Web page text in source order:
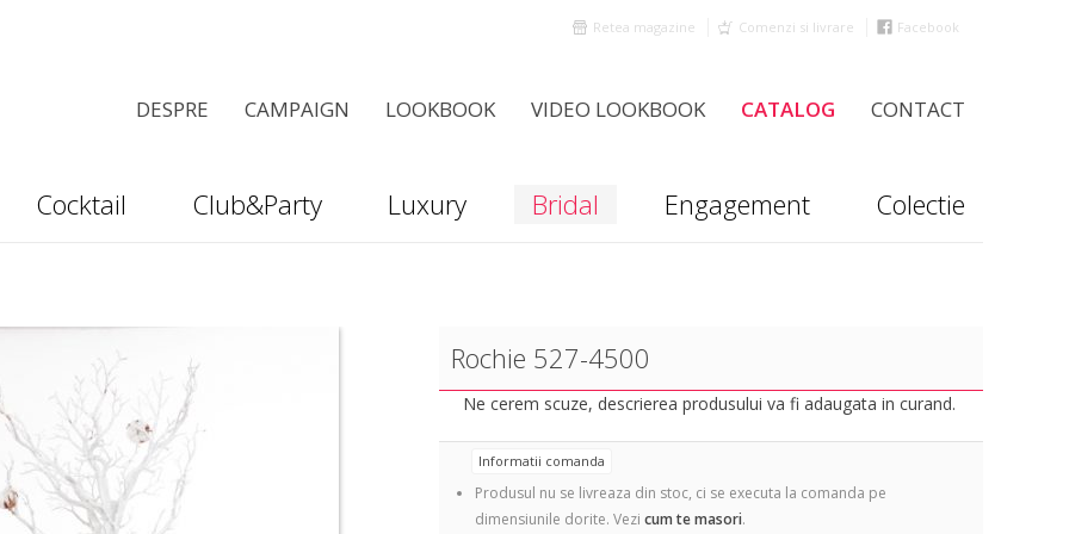
Retea magazine Comenzi si livrare Facebook
DESPRE CAMPAIGN LOOKBOOK VIDEO LOOKBOOK CATALOG CONTACT
Cocktail Club&Party Luxury Bridal Engagement Colectie
Rochie 527-4500
Ne cerem scuze, descrierea produsului va fi adaugata in curand.
Informatii comanda
Produsul nu se livreaza din stoc, ci se executa la comanda pe
dimensiunile dorite. Vezi cum te masori.